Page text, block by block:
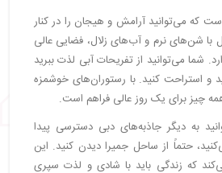
که می‌توانید آرامش و هیجان را در کنار
با شن‌های نرم و آب‌های زلال، فضایی عالی
شما می‌توانید از تفریحات آبی لذت ببرید
و استراحت کنید. با رستوران‌های خوشمزه
چیز برای یک روز عالی فراهم است.
به دیگر جاذبه‌های دبی دسترسی پیدا
حتماً از ساحل جمیرا دیدن کنید. این
که زندگی باید با شادی و لذت سپری